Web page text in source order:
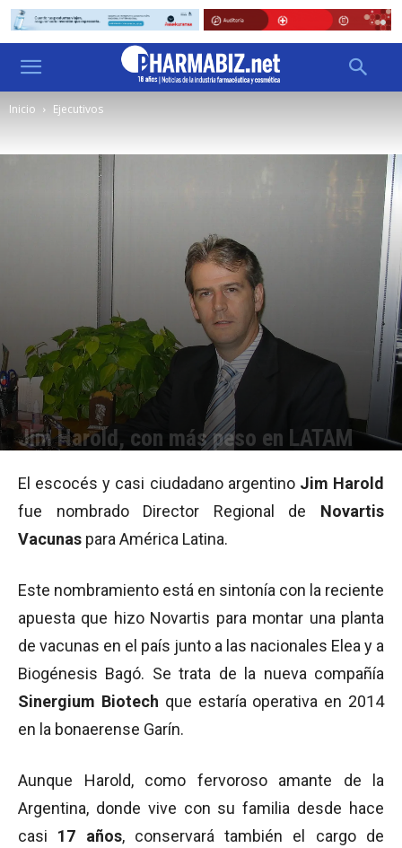
Inicio Ejecutivos
Jim Harold, con más peso en LATAM
El escocés y casi ciudadano argentino Jim Harold
fue nombrado Director Regional de Novartis
Vacunas para América Latina.
Este nombramiento está en sintonía con la reciente
apuesta que hizo Novartis para montar una planta
de vacunas en el país junto a las nacionales Elea y a
Biogénesis Bagó. Se trata de la nueva compañía
Sinergium Biotech que estaría operativa en 2014
en la bonaerense Garín.
Aunque Harold, como fervoroso amante de la
Argentina, donde vive con su familia desde hace
casi 17 años, conservará también el cargo de